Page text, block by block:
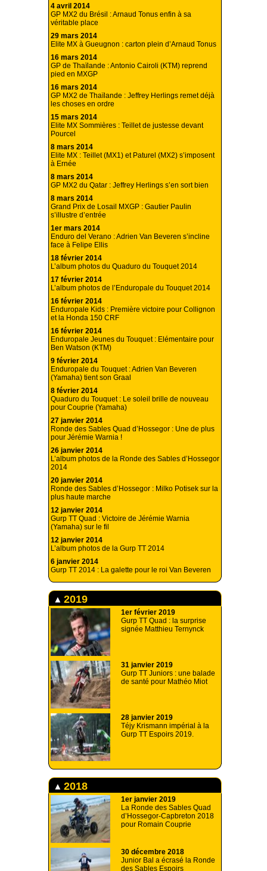
4 avril 2014
GP MX2 du Brésil : Arnaud Tonus enfin à sa
véritable place
29 mars 2014
Elite MX à Gueugnon : carton plein d’Arnaud Tonus
16 mars 2014
GP de Thaïlande : Antonio Cairoli (KTM) reprend
pied en MXGP
16 mars 2014
GP MX2 de Thaïlande : Jeffrey Herlings remet déjà
les choses en ordre
15 mars 2014
Elite MX Sommières : Teillet de justesse devant
Pourcel
8 mars 2014
Elite MX : Teillet (MX1) et Paturel (MX2) s’imposent
à Ernée
8 mars 2014
GP MX2 du Qatar : Jeffrey Herlings s’en sort bien
8 mars 2014
Grand Prix de Losail MXGP : Gautier Paulin
s’illustre d’entrée
1er mars 2014
Enduro del Verano : Adrien Van Beveren s’incline
face à Felipe Ellis
18 février 2014
L’album photos du Quaduro du Touquet 2014
17 février 2014
L’album photos de l’Enduropale du Touquet 2014
16 février 2014
Enduropale Kids : Première victoire pour Collignon
et la Honda 150 CRF
16 février 2014
Enduropale Jeunes du Touquet : Elémentaire pour
Ben Watson (KTM)
9 février 2014
Enduropale du Touquet : Adrien Van Beveren
(Yamaha) tient son Graal
8 février 2014
Quaduro du Touquet : Le soleil brille de nouveau
pour Couprie (Yamaha)
27 janvier 2014
Ronde des Sables Quad d’Hossegor : Une de plus
pour Jérémie Warnia !
26 janvier 2014
L’album photos de la Ronde des Sables d’Hossegor
2014
20 janvier 2014
Ronde des Sables d’Hossegor : Milko Potisek sur la
plus haute marche
12 janvier 2014
Gurp TT Quad : Victoire de Jérémie Warnia
(Yamaha) sur le fil
12 janvier 2014
L’album photos de la Gurp TT 2014
6 janvier 2014
Gurp TT 2014 : La galette pour le roi Van Beveren
2019
1er février 2019
Gurp TT Quad : la surprise
signée Matthieu Ternynck
31 janvier 2019
Gurp TT Juniors : une balade
de santé pour Mathéo Miot
28 janvier 2019
Téjy Krismann impérial à la
Gurp TT Espoirs 2019.
2018
1er janvier 2019
La Ronde des Sables Quad
d’Hossegor-Capbreton 2018
pour Romain Couprie
30 décembre 2018
Junior Bal a écrasé la Ronde
des Sables Espoirs